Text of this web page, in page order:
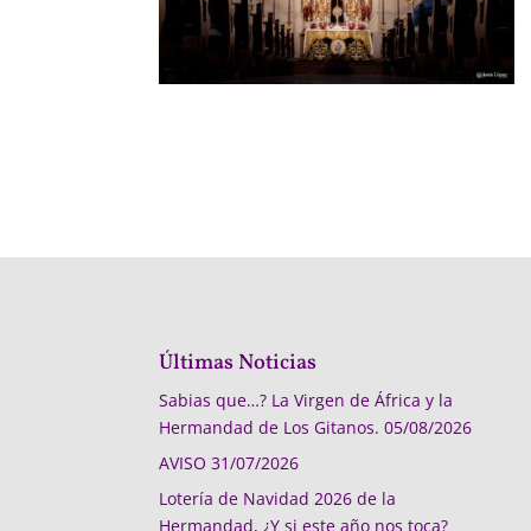
Últimas Noticias
Sabias que…? La Virgen de África y la
Hermandad de Los Gitanos. 05/08/2026
AVISO 31/07/2026
Lotería de Navidad 2026 de la
Hermandad, ¿Y si este año nos toca?